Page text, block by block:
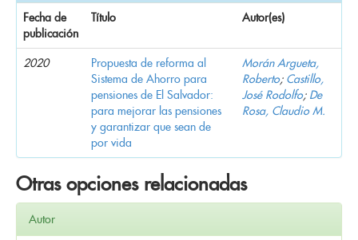
Fecha de
publicación
Título Autor(es)
2020
Propuesta de reforma al
Sistema de Ahorro para
pensiones de El Salvador:
para mejorar las pensiones
y garantizar que sean de
por vida
Morán Argueta,
Roberto; Castillo,
José Rodolfo; De
Rosa, Claudio M.
Otras opciones relacionadas
Autor